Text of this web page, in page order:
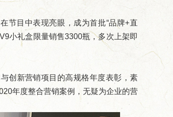
节目中表现亮眼，成为首批“品牌+直
小礼盒限量销售3300瓶，多次上架即
创新营销项目的高规格年度表彰，素
年度整合营销案例，无疑为企业的营